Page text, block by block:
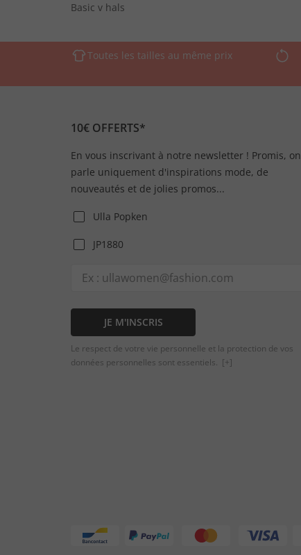
Basic v hals
Toutes les tailles au même prix
10€ OFFERTS*
En vous inscrivant à notre newsletter ! Promis, on
parle uniquement d'inspirations mode, de
nouveautés et de jolies promos...
Ulla Popken
JP1880
JE M'INSCRIS
Le respect de votre vie personnelle et la protection de vos
données personnelles sont essentiels. [+]